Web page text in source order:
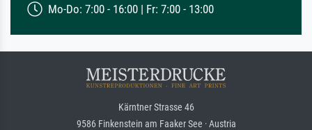
Mo-Do: 7:00 - 16:00 | Fr: 7:00 - 13:00
Kärntner Strasse 46
9586 Finkenstein am Faaker See · Austria